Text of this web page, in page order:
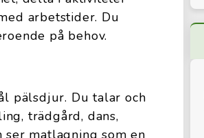
arbetstider. Du
på behov.
pälsdjur. Du talar och
trädgård, dans,
ser matlagning som en